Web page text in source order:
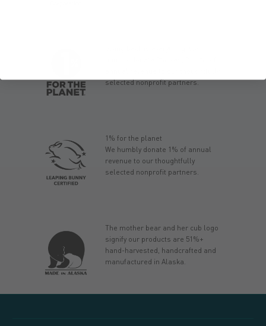
selected nonprofit partners.
1% for the planet
We humbly donate 1% of annual
revenue to our thoughtfully
selected nonprofit partners.
The mother bear and her cub logo
signify our products are 51%+
hand-harvested, handcrafted and
manufactured in Alaska.